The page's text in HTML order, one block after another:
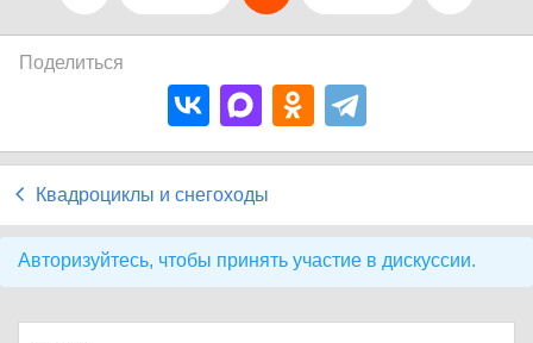
Поделиться
Квадроциклы и снегоходы
Авторизуйтесь, чтобы принять участие в дискуссии.